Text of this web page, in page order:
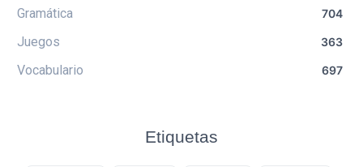
Gramática 704
Juegos 363
Vocabulario 697
Etiquetas